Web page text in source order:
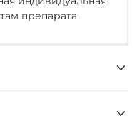
препарата.